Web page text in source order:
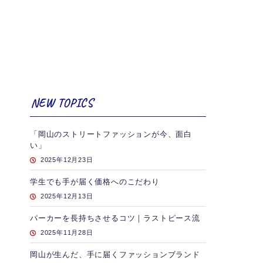
NEW TOPICS
「岡山のストリートファッションが今、面白
い」
2025年12月23日
学生でも手が届く価格へのこだわり
2025年12月13日
パーカーを長持ちさせるコツ｜ラストピース流
2025年11月28日
岡山が生んだ、手に届くファッションブランド